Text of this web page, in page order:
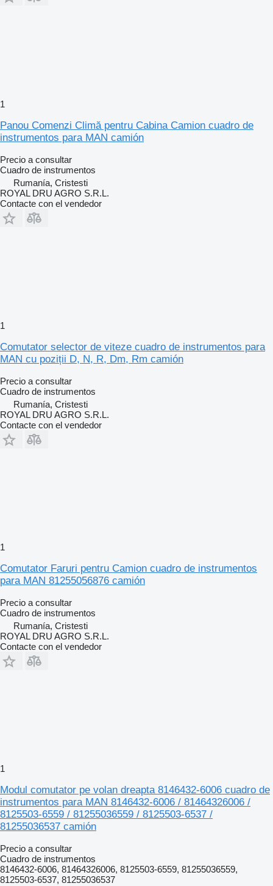
1
Panou Comenzi Climă pentru Cabina Camion cuadro de
instrumentos para MAN camión
Precio a consultar
Cuadro de instrumentos
Rumanía, Cristesti
ROYAL DRU AGRO S.R.L.
Contacte con el vendedor
1
Comutator selector de viteze cuadro de instrumentos para
MAN cu poziții D, N, R, Dm, Rm camión
Precio a consultar
Cuadro de instrumentos
Rumanía, Cristesti
ROYAL DRU AGRO S.R.L.
Contacte con el vendedor
1
Comutator Faruri pentru Camion cuadro de instrumentos
para MAN 81255056876 camión
Precio a consultar
Cuadro de instrumentos
Rumanía, Cristesti
ROYAL DRU AGRO S.R.L.
Contacte con el vendedor
1
Modul comutator pe volan dreapta 8146432-6006 cuadro de
instrumentos para MAN 8146432-6006 / 81464326006 /
8125503-6559 / 81255036559 / 8125503-6537 /
81255036537 camión
Precio a consultar
Cuadro de instrumentos
8146432-6006, 81464326006, 8125503-6559, 81255036559,
8125503-6537, 81255036537